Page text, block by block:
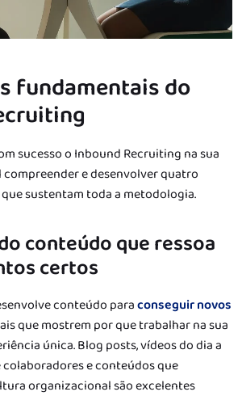
fundamentais do
sucesso o Inbound Recruiting na sua
compreender e desenvolver quatro
sustentam toda a metodologia.
conteúdo que ressoa
certos
conteúdo paraconseguir novos
que mostrem por que trabalhar na sua
única. Blog posts, vídeos do dia a
e conteúdos que
organizacional são excelentes